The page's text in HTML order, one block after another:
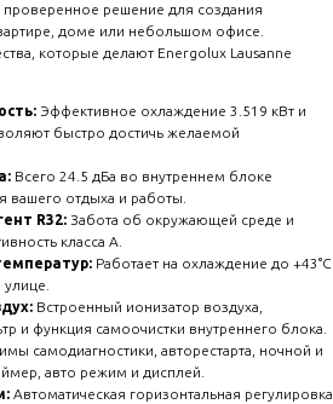
решение для создания
доме или небольшом офисе.
которые делают Energolux Lausanne
Эффективное охлаждение 3.519 кВт и
быстро достичь желаемой
Всего 24.5 дБа во внутреннем блоке
вашего отдыха и работы.
R32: Забота об окружающей среде и
класса А.
Работает на охлаждение до +43°C
Встроенный ионизатор воздуха,
и функция самоочистки внутреннего блока.
самодиагностики, авторестарта, ночной и
авто режим и дисплей.
Автоматическая горизонтальная регулировка